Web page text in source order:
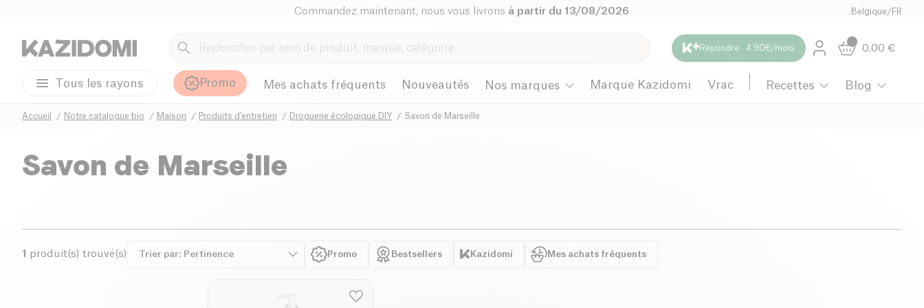
Commandez maintenant, nous vous livrons à partir du 13/08/2026 Belgique /FR
Rejoindre · 4.90€/mois 0.00 €
Tous les rayons Promo Mes achats fréquents Nouveautés Nos marques Marque Kazidomi Vrac Recettes Blog
Accueil Notre catalogue bio Maison Produits d’entretien Droguerie écologique DIY Savon de Marseille
Savon de Marseille
1 produit(s) trouvé(s) Promo Bestsellers Kazidomi Mes achats fréquents